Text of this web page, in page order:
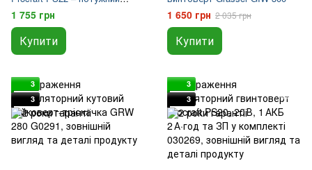
інструмент без АКБ
1 755 грн
Купити
1 650 грн 2 035 грн
Купити
3
3
3
3